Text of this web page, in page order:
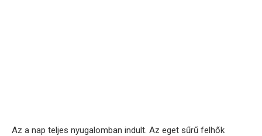
Az a nap teljes nyugalomban indult. Az eget sűrű felhők